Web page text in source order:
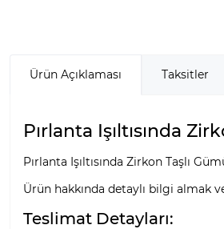
Ürün Açıklaması Taksitler
Pırlanta Işıltısında
Pırlanta Işıltısında Zirkon Taşlı
Ürün hakkında detaylı bilgi almak
Teslimat Detayları: